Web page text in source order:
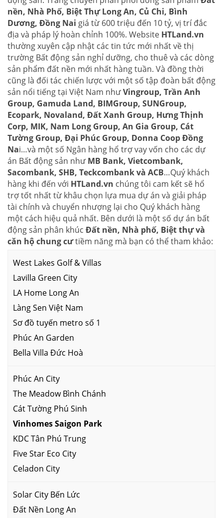
nền, Nhà Phố, Biệt Thự Long An, Củ Chi, Bình
Dương, Đồng Nai giá từ 600 triệu đến 10 tỷ, vị trí đắc
địa và pháp lý hoàn chỉnh 100%. Website HTLand.vn
thường xuyên cập nhật các tin tức mới nhất về thị
trường Bất động sản nghỉ dưỡng, cho thuê và các dòng
sản phẩm đất nền mới nhất hàng tuần. Và đồng thời
cũng là đối tác chiến lược với một số tập đoàn bất động
sản nổi tiếng tại Việt Nam nhưVingroup, Trần Anh
Group, Gamuda Land, BIMGroup, SUNGroup,
Ecopark, Novaland, Đất Xanh Group, Hưng Thịnh
Corp, MIK, Nam Long Group, An Gia Group, Cát
Tường Group, Đại Phúc Group, Donna Coop Đồng
Nai…và một số Ngân hàng hổ trợ vay vốn cho các dự
án Bất động sản như MB Bank, Vietcombank,
Sacombank, SHB, Teckcombank và ACB…Quý khách
hàng khi đến với HTLand.vn chúng tôi cam kết sẽ hổ
trợ tốt nhất từ khâu chọn lựa mua dự án và giải pháp
tài chính và chuyển nhượng lại cho Quý khách hàng
một cách hiệu quả nhất. Bên dưới là một số dự án bất
động sản phân khúc Đất nền, Nhà phố, Biệt thự và
căn hộ chung cưtiềm năng mà bạn có thể tham khảo:
West Lakes Golf & Villas
Lavilla Green City
LA Home Long An
Làng Sen Việt Nam
Sơ đồ tuyến metro số 1
Phúc An Garden
Bella Villa Đức Hoà
Phúc An City
The Meadow Bình Chánh
Cát Tường Phú Sinh
Vinhomes Saigon Park
KDC Tân Phú Trung
Five Star Eco City
Celadon City
Solar City Bến Lức
Đất Nền Long An